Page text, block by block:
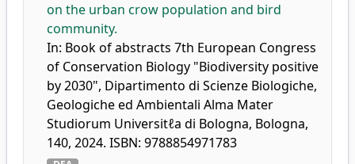
on the urban crow population and bird
community.
In: Book of abstracts 7th European Congress
of Conservation Biology "Biodiversity positive
by 2030", Dipartimento di Scienze Biologiche,
Geologiche ed Ambientali Alma Mater
Studiorum Universitℓa di Bologna, Bologna,
140, 2024. ISBN: 9788854971783